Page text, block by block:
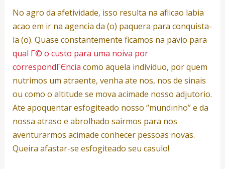
No agro da afetividade, isso resulta na aflicao labia
acao em ir na agencia da (o) paquera para conquista-
la (o). Quase constantemente ficamos na pavio para
qual Г© o custo para uma noiva por
correspondГЄncia como aquela individuo, por quem
nutrimos um atraente, venha ate nos, nos de sinais
ou como o altitude se mova acimade nosso adjutorio.
Ate apoquentar esfogiteado nosso “mundinho” e da
nossa atraso e abrolhado sairmos para nos
aventurarmos acimade conhecer pessoas novas.
Queira afastar-se esfogiteado seu casulo!